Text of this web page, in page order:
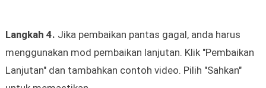
Langkah 4. Jika pembaikan pantas gagal, anda harus
menggunakan mod pembaikan lanjutan. Klik "Pembaikan
Lanjutan" dan tambahkan contoh video. Pilih "Sahkan"